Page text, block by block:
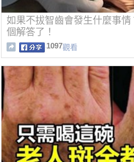
如果不拔智齒會發生什麼事
個解答了！
1097觀看